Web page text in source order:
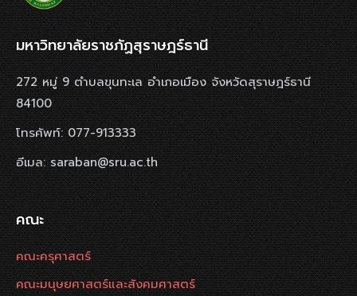
มหาวิทยาลัยราชภัฏสุราษฎร์ธานี
272 หมู่ 9 ตำบลขุนทะเล อำเภอเมือง จังหวัดสุราษฎร์ธานี
84100
โทรศัพท์: 077-913333
อีเมล: saraban@sru.ac.th
คณะ
คณะครุศาสตร์
คณะมนุษยศาสตร์และสังคมศาสตร์